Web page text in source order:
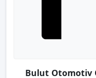
Bulut Otomotiv